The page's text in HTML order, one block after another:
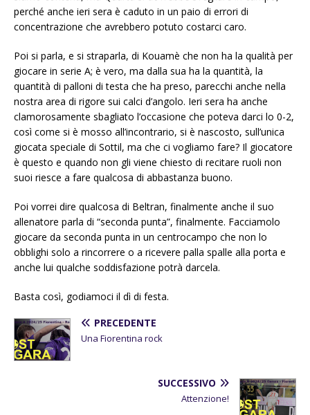
perché anche ieri sera è caduto in un paio di errori di
concentrazione che avrebbero potuto costarci caro.
Poi si parla, e si straparla, di Kouamè che non ha la qualità per
giocare in serie A; è vero, ma dalla sua ha la quantità, la
quantità di palloni di testa che ha preso, parecchi anche nella
nostra area di rigore sui calci d’angolo. Ieri sera ha anche
clamorosamente sbagliato l’occasione che poteva darci lo 0-2,
così come si è mosso all’incontrario, si è nascosto, sull’unica
giocata speciale di Sottil, ma che ci vogliamo fare? Il giocatore
è questo e quando non gli viene chiesto di recitare ruoli non
suoi riesce a fare qualcosa di abbastanza buono.
Poi vorrei dire qualcosa di Beltran, finalmente anche il suo
allenatore parla di “seconda punta”, finalmente. Facciamolo
giocare da seconda punta in un centrocampo che non lo
obblighi solo a rincorrere o a ricevere palla spalle alla porta e
anche lui qualche soddisfazione potrà darcela.
Basta così, godiamoci il dì di festa.
PRECEDENTE
Una Fiorentina rock
SUCCESSIVO
Attenzione!